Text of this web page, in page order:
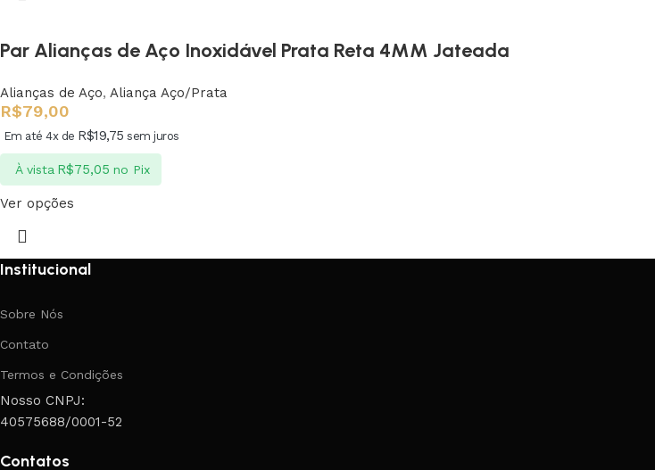
Par Alianças de Aço Inoxidável Prata Reta 4MM Jateada
Alianças de Aço, Aliança Aço/Prata
R$79,00
Em até 4x de R$19,75 sem juros
À vista R$75,05 no Pix
Ver opções
Institucional
Sobre Nós
Contato
Termos e Condições
Nosso CNPJ:
40575688/0001-52
Contatos